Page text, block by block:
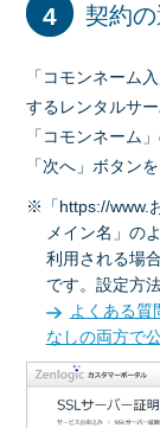
4 契約
「コモンネーム
するレンタルサ
「コモンネーム
「次へ」ボタン
※「https://www.
メイン名」の
利用される場
です。設定方
よくある質
なしの両方で